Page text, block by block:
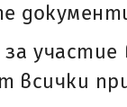
за
всички